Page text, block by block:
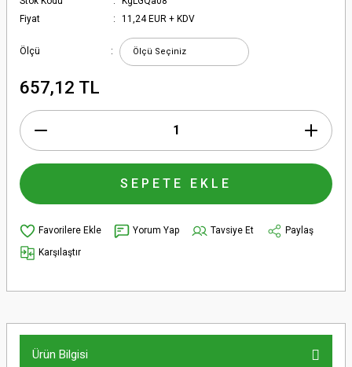
Fiyat
11,24 EUR + KDV
Ölçü
657,12 TL
SEPETE EKLE
Yorum Yap Tavsiye Et
Paylaş
Karşılaştır
Ürün Bilgisi